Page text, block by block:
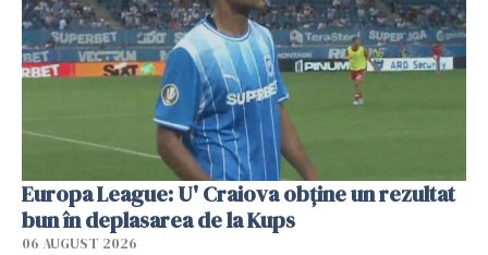
Europa League: U' Craiova obține un rezultat
bun în deplasarea de la Kups
06 AUGUST 2026